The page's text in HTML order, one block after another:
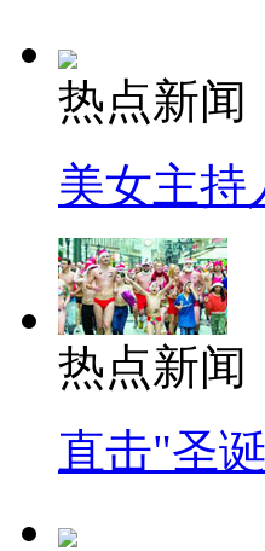
热点新闻
美女主持
热点新闻
直击"圣